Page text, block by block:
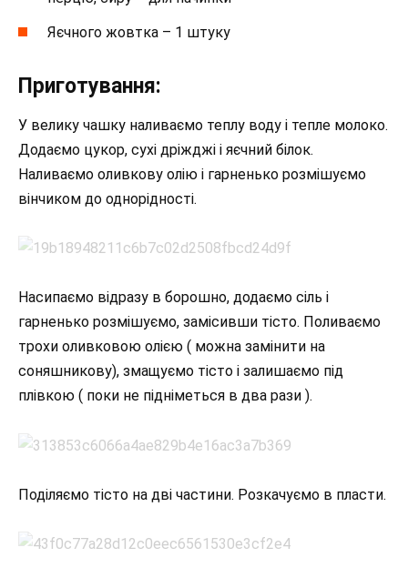
Яєчного жовтка – 1 штуку
Приготування:
У велику чашку наливаємо теплу воду і тепле молоко.
Додаємо цукор, сухі дріжджі і яєчний білок.
Наливаємо оливкову олію і гарненько розмішуємо
вінчиком до однорідності.
Насипаємо відразу в борошно, додаємо сіль і
гарненько розмішуємо, замісивши тісто. Поливаємо
трохи оливковою олією ( можна замінити на
соняшникову), змащуємо тісто і залишаємо під
плівкою ( поки не підніметься в два рази ).
Поділяємо тісто на дві частини. Розкачуємо в пласти.